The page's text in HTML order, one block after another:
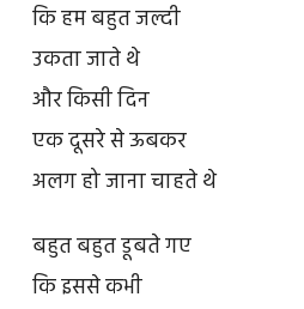
कि हम बहुत जल्दी
उकता जाते थे
और किसी दिन
एक दूसरे से ऊबकर
अलग हो जाना चाहते थे
बहुत बहुत डूबते गए
कि इससे कभी